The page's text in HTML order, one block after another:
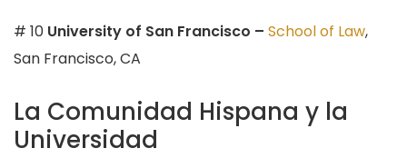
# 10 University of San Francisco – School of Law,
San Francisco, CA
La Comunidad Hispana y la
Universidad